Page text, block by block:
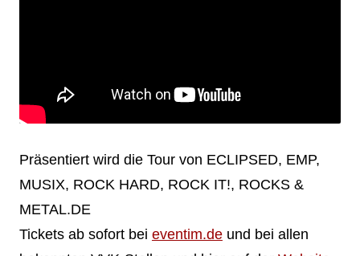
Präsentiert wird die Tour von ECLIPSED, EMP,
MUSIX, ROCK HARD, ROCK IT!, ROCKS &
METAL.DE
Tickets ab sofort bei eventim.deund bei allen